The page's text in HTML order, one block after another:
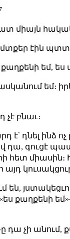
միայն
մտքեր էին
քաղքենի եմ,
եմ։
բնաւ։
է՝ դնել
դա, գուցէ
հետ
են,
«ես քաղքենի
դա չի անում,